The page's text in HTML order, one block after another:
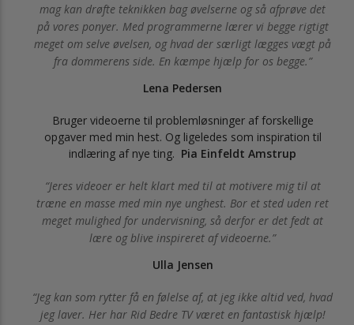
mag kan drøfte teknikken bag øvelserne og så afprøve det
på vores ponyer. Med programmerne lærer vi begge rigtigt
meget om selve øvelsen, og hvad der særligt lægges vægt på
fra dommerens side. En kæmpe hjælp for os begge.
Lena Pedersen
Bruger videoerne til problemløsninger af forskellige
opgaver med min hest. Og ligeledes som inspiration til
indlæring af nye ting. Pia Einfeldt Amstrup
Jeres videoer er helt klart med til at motivere mig til at
træne en masse med min nye unghest. Bor et sted uden ret
meget mulighed for undervisning, så derfor er det fedt at
lære og blive inspireret af videoerne.
Ulla Jensen
Jeg kan som rytter få en følelse af, at jeg ikke altid ved, hvad
jeg laver. Her har Rid Bedre TV været en fantastisk hjælp!